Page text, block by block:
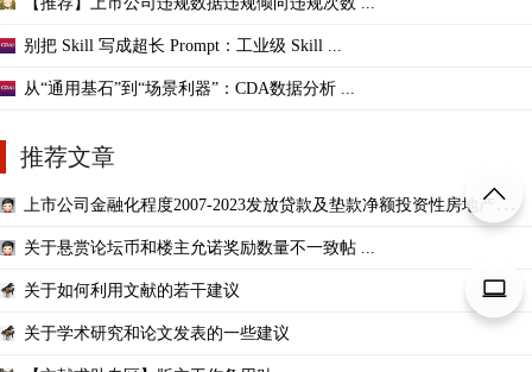
别把 Skill 写成超长 Prompt：工业级 Skill ...
从“通用基石”到“场景利器”：CDA数据分析 ...
推荐文章
上市公司金融化程度2007-2023发放贷款及垫款净额投资性房地产衍生
关于悬赏论坛币和楼主允诺奖励数量不一致帖 ...
关于如何利用文献的若干建议
关于学术研究和论文发表的一些建议